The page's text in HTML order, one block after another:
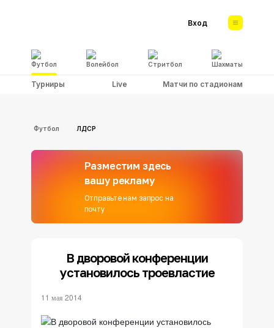
Футбол Волейбол Стритбол Шахматы
Вход
Турниры Live Матчи по стадионам
Футбол ЛДСР
Разместим здесь
вашу рекламу
Отправьте нам запрос на
почту
В дворовой конференции
установилось троевластие
11 мая 2014